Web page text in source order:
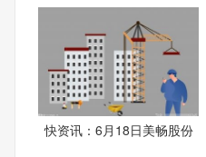
快资讯：6月18日美畅股份